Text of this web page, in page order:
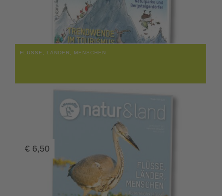
FLÜSSE, LÄNDER, MENSCHEN
€ 6,50